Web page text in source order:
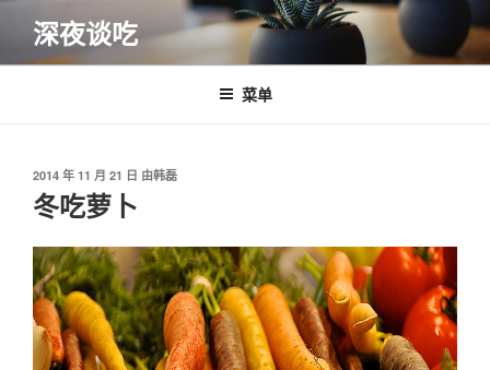
内
深夜谈吃
菜单
发
布
于
2014 年 11 月 21 日 由韩磊
冬吃萝卜